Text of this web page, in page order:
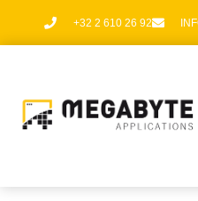
+32 2 610 26 92